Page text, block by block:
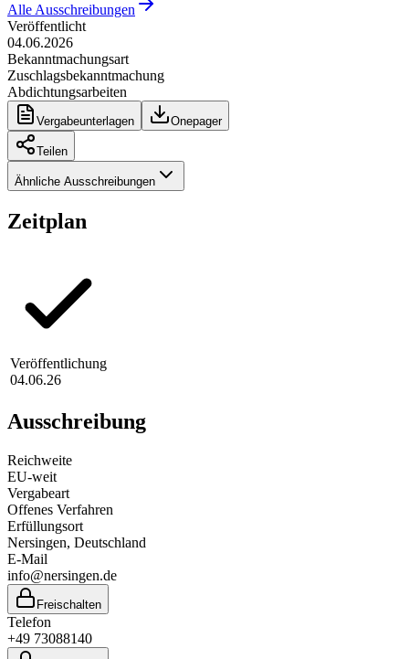
Alle Ausschreibungen
Veröffentlicht
04.06.2026
Bekanntmachungsart
Zuschlagsbekanntmachung
Abdichtungsarbeiten
Vergabeunterlagen Onepager
Teilen
Ähnliche Ausschreibungen
Zeitplan
Veröffentlichung
04.06.26
Ausschreibung
Reichweite
EU-weit
Vergabeart
Offenes Verfahren
Erfüllungsort
Nersingen, Deutschland
E-Mail
info@nersingen.de
Freischalten
Telefon
+49 73088140